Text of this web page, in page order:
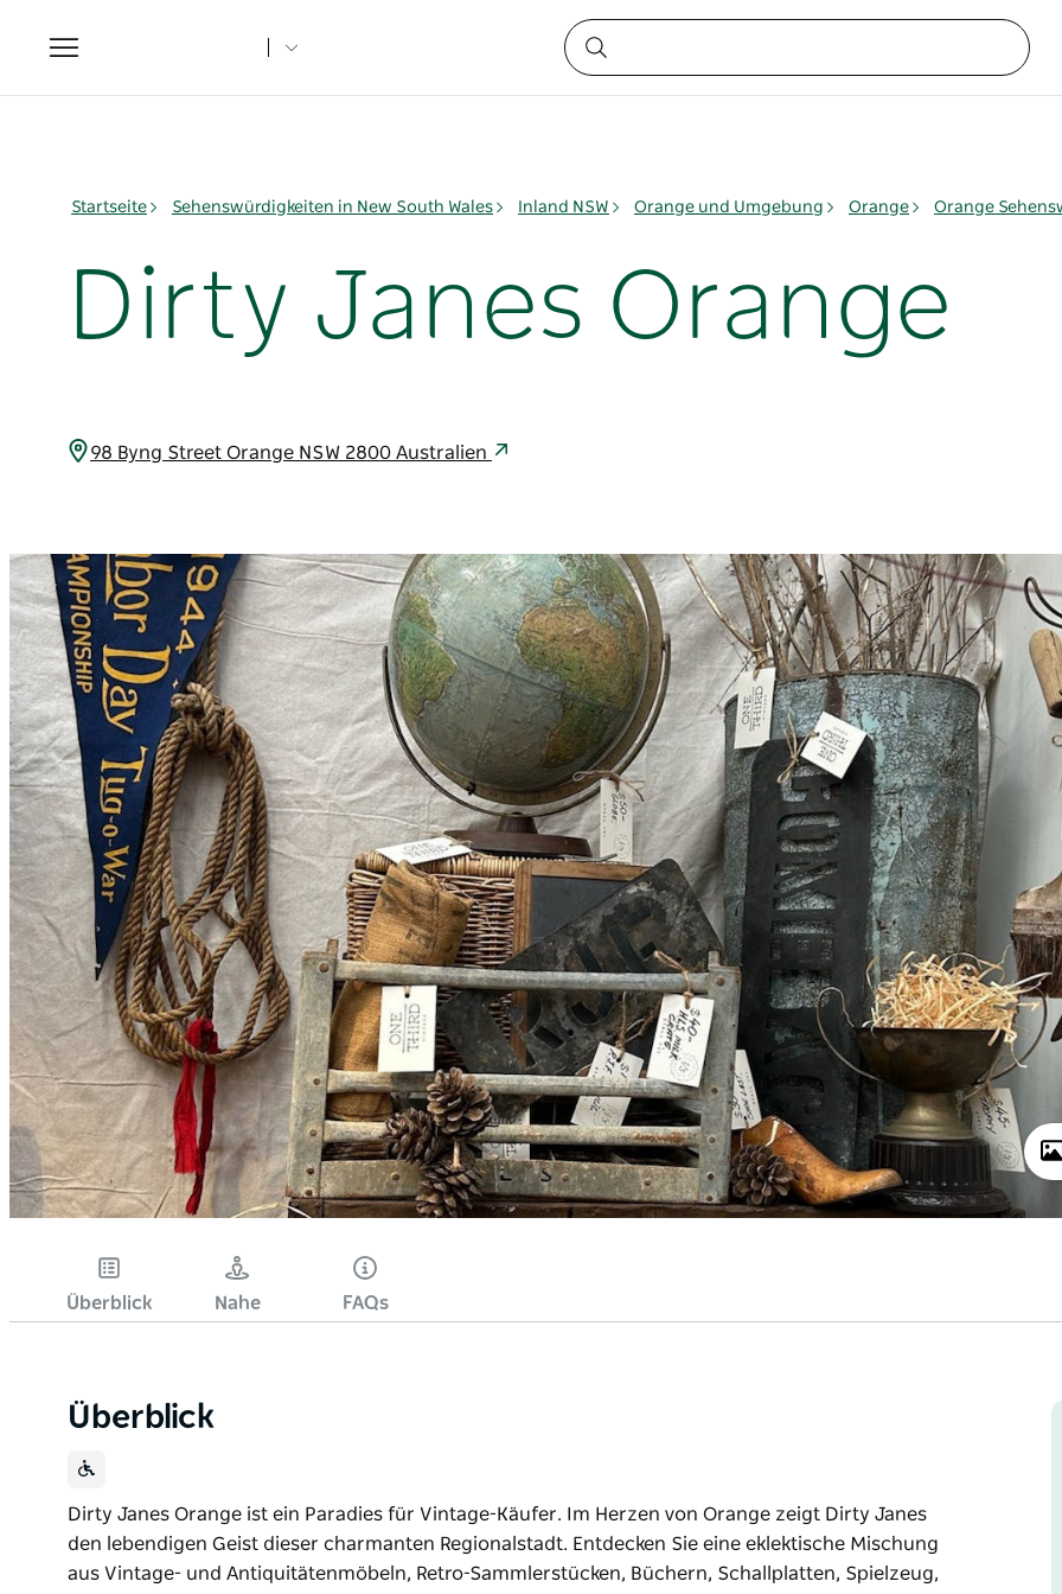
Toggle
navigation
Startseite Sehenswürdigkeiten in New South Wales Inland NSW Orange und Umgebung Orange Orange
Dirty Janes Orange
98 Byng Street Orange NSW 2800 Australien
Überblick Nahe FAQs
Überblick
Dirty Janes Orange ist ein Paradies für Vintage-Käufer. Im Herzen von Orange zeigt Dirty Janes
den lebendigen Geist dieser charmanten Regionalstadt. Entdecken Sie eine eklektische Mischung
aus Vintage- und Antiquitätenmöbeln, Retro-Sammlerstücken, Büchern, Schallplatten, Spielzeug,